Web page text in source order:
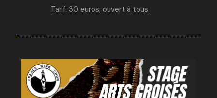
Tarif: 30 euros; ouvert à tous.